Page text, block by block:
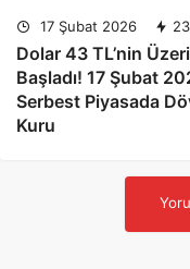
17 Şubat 2026
Dolar 43 TL’nin
Başladı! 17 Şubat
Serbest Piyasada
Kuru